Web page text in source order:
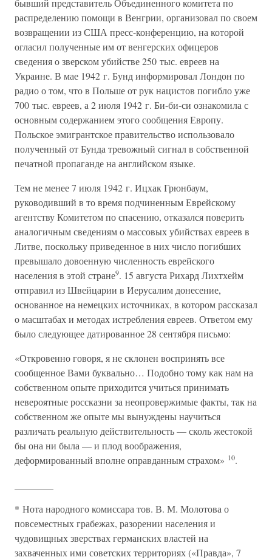
бывший представитель Объединенного комитета по
распределению помощи в Венгрии, организовал по своем
возвращении из США пресс-конференцию, на которой
огласил полученные им от венгерских офицеров
сведения о зверском убийстве 250 тыс. евреев на
Украине. В мае 1942 г. Бунд информировал Лондон по
радио о том, что в Польше от рук нацистов погибло уже
700 тыс. евреев, а 2 июля 1942 г. Би-би-си ознакомила с
основным содержанием этого сообщения Европу.
Польское эмигрантское правительство использовало
полученный от Бунда тревожный сигнал в собственной
печатной пропаганде на английском языке.
Тем не менее 7 июля 1942 г. Ицхак Грюнбаум,
руководивший в то время подчиненным Еврейскому
агентству Комитетом по спасению, отказался поверить
аналогичным сведениям о массовых убийствах евреев в
Литве, поскольку приведенное в них число погибших
превышало довоенную численность еврейского
населения в этой стране9. 15 августа Рихард Лихтхейм
отправил из Швейцарии в Иерусалим донесение,
основанное на немецких источниках, в котором рассказал
о масштабах и методах истребления евреев. Ответом ему
было следующее датированное 28 сентября письмо:
«Откровенно говоря, я не склонен воспринять все
сообщенное Вами буквально… Подобно тому как нам на
собственном опыте приходится учиться принимать
невероятные россказни за неопровержимые факты, так на
собственном же опыте мы вынуждены научиться
различать реальную действительность — сколь жестокой
бы она ни была — и плод воображения,
деформированный вполне оправданным страхом» 10.
* Нота народного комиссара тов. В. М. Молотова о
повсеместных грабежах, разорении населения и
чудовищных зверствах германских властей на
захваченных ими советских территориях («Правда», 7